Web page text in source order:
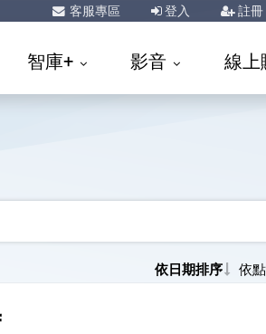
客服專區 登入 註冊
智庫+ 影音 線上
依日期排序 依